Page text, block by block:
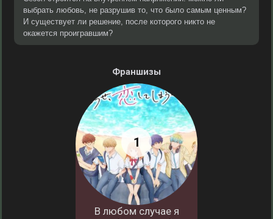
выбрать любовь, не разрушив то, что было самым ценным?
И существует ли решение, после которого никто не
окажется проигравшим?
Франшизы
В любом случае я